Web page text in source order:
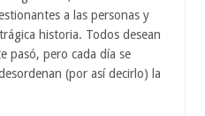
a las personas y
historia. Todos desean
pasó, pero cada día se
(por así decirlo) la